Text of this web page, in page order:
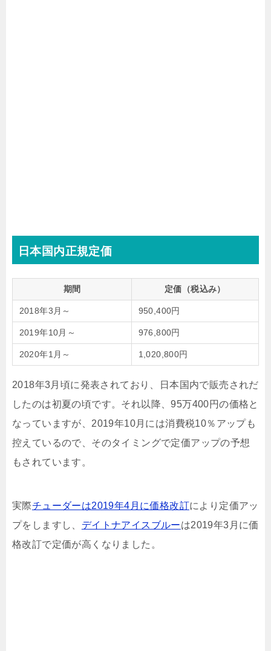
日本国内正規定価
期間 定価（税込み）
2018年3月～ 950,400円
2019年10月～ 976,800円
2020年1月～ 1,020,800円
2018年3月頃に発表されており、日本国内で販売されだ
したのは初夏の頃です。それ以降、95万400円の価格と
なっていますが、2019年10月には消費税10％アップも
控えているので、そのタイミングで定価アップの予想
もされています。
実際チューダーは2019年4月に価格改訂により定価アッ
プをしますし、 デイトナアイスブルーは2019年3月に価
格改訂で定価が高くなりました。